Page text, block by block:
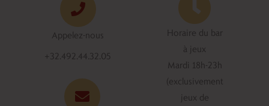
Appelez-nous
+32.492.44.32.05
Horaire du bar
à jeux
Mardi 18h-23h
(exclusivement
jeux de